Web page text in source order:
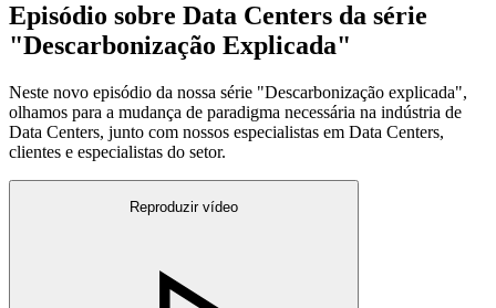
Episódio sobre Data Centers da série
"Descarbonização Explicada"
Neste novo episódio da nossa série "Descarbonização explicada",
olhamos para a mudança de paradigma necessária na indústria de
Data Centers, junto com nossos especialistas em Data Centers,
clientes e especialistas do setor.
Reproduzir vídeo